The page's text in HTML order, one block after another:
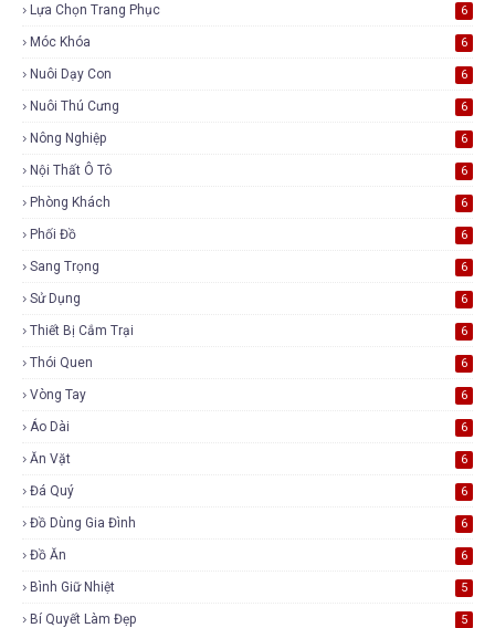
Lựa Chọn Trang Phục 6
Móc Khóa 6
Nuôi Dạy Con 6
Nuôi Thú Cưng 6
Nông Nghiệp 6
Nội Thất Ô Tô 6
Phòng Khách 6
Phối Đồ 6
Sang Trọng 6
Sử Dụng 6
Thiết Bị Cắm Trại 6
Thói Quen 6
Vòng Tay 6
Áo Dài 6
Ăn Vặt 6
Đá Quý 6
Đồ Dùng Gia Đình 6
Đồ Ăn 6
Bình Giữ Nhiệt 5
Bí Quyết Làm Đẹp 5